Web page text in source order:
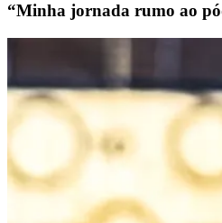
“Minha jornada rumo ao